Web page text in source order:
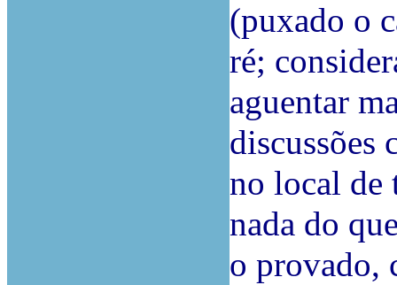
(puxado o
ré;
aguentar
discussões
no local de
nada do
o provado,